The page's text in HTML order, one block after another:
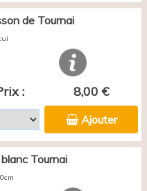
de Tournai
: 8,00 €
Ajouter
Tournai